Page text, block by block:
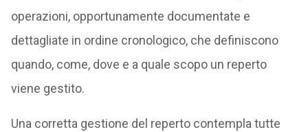
operazioni, opportunamente documentate e
dettagliate in ordine cronologico, che definiscono
quando, come, dove e a quale scopo un reperto
viene gestito.
Una corretta gestione del reperto contempla tutte